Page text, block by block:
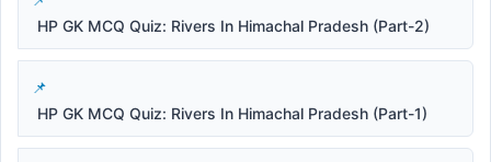
HP GK MCQ Quiz: Rivers In Himachal Pradesh (Part-2)
HP GK MCQ Quiz: Rivers In Himachal Pradesh (Part-1)